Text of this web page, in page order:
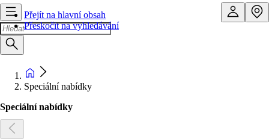
Přejít na hlavní obsah
Přeskočit na vyhledávání
Speciální nabídky
Speciální nabídky